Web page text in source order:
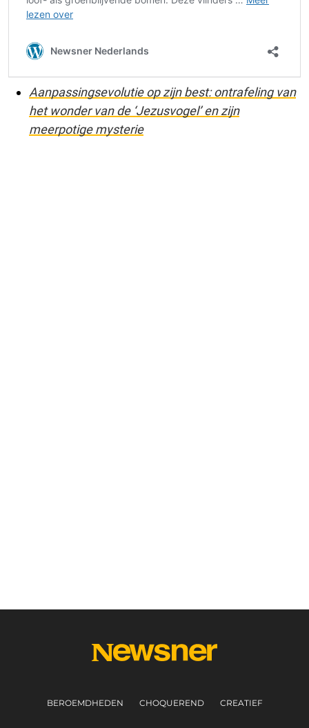
Aanpassingsevolutie op zijn best: ontrafeling van
het wonder van de ‘Jezusvogel’ en zijn
meerpotige mysterie
BEROEMDHEDEN CHOQUEREND CREATIEF